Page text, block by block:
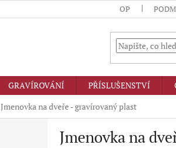
OP
GRAVÍROVÁNÍ PŘÍSLUŠENSTVÍ
Jmenovka na dveře - gravírovaný plast
Jmenovka na